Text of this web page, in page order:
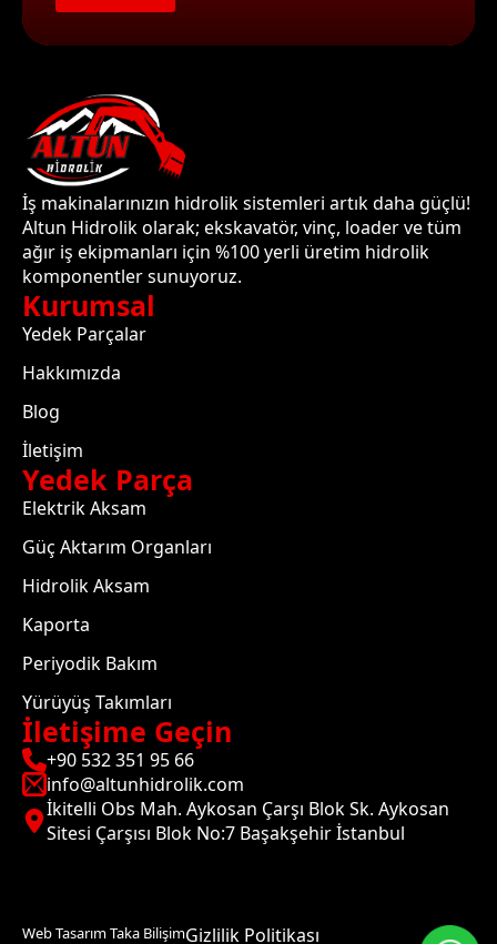
İş makinalarınızın hidrolik sistemleri artık daha güçlü!
Altun Hidrolik olarak; ekskavatör, vinç, loader ve tüm
ağır iş ekipmanları için %100 yerli üretim hidrolik
komponentler sunuyoruz.
Kurumsal
Yedek Parçalar
Hakkımızda
Blog
İletişim
Yedek Parça
Elektrik Aksam
Güç Aktarım Organları
Hidrolik Aksam
Kaporta
Periyodik Bakım
Yürüyüş Takımları
İletişime Geçin
+90 532 351 95 66
info@altunhidrolik.com
İkitelli Obs Mah. Aykosan Çarşı Blok Sk. Aykosan
Sitesi Çarşısı Blok No:7 Başakşehir İstanbul
Web Tasarım Taka BilişimGizlilik Politikası